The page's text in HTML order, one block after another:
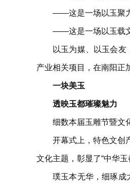
——这是一场以玉聚力
——这是一场以玉载文
以玉为媒、以玉会
产业相关项目，在南阳正
一块美玉
透映玉都璀璨魅力
细数本届玉雕节暨文
开幕式上，特色文创
文化主题，彰显了“中华玉
璞玉本无华，细琢成